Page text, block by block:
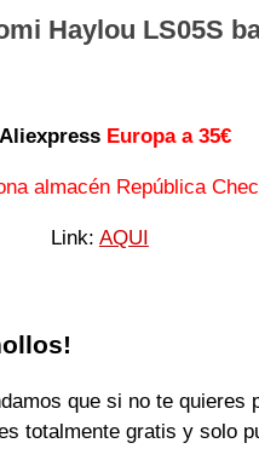
Haylou LS05S
Europa a 35€
almacén República
Link: AQUI
que si no te quieres
totalmente gratis y solo